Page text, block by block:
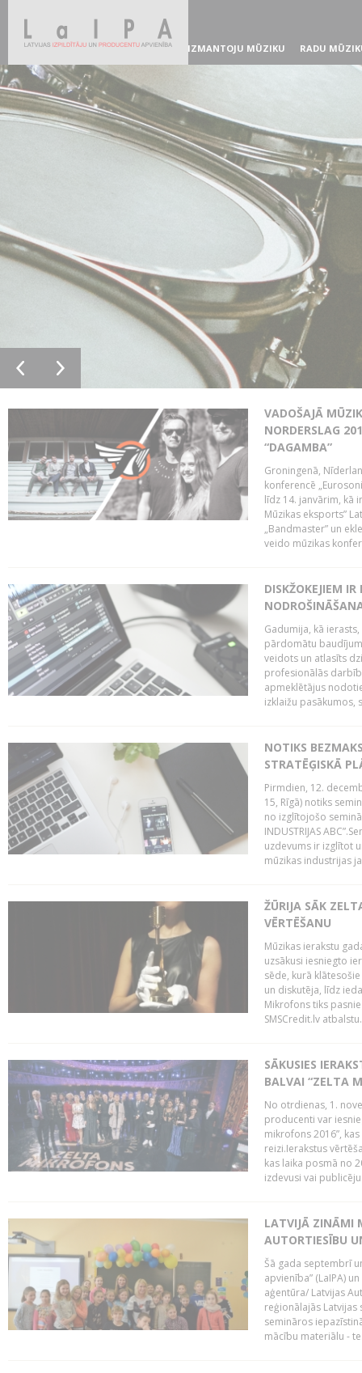
IZMANTOJU MŪZIKU RADU
VADOŠAJĀ
NORDERSLAG
“DAGAMBA”
Groningenā,
konferencē
līdz 14. janvārim, kā
Mūzikas eksports”
„Bandmaster” un
veido mūzikas
DISKŽOKEJIEM
Gadumija, kā
pārdomātu
veidots un atlasīts
profesionālās
apmeklētājus
izklaižu pasākumos,
NOTIKS
STRATĒĢISKĀ
Pirmdien, 12.
15, Rīgā) notiks
no izglītojošo
INDUSTRIJAS
uzdevums ir izglītot
mūzikas industrijas
ŽŪRIJA SĀK
VĒRTĒŠANU
Mūzikas ierakstu
uzsākusi iesniegto
sēde, kurā
un diskutēja, līdz
Mikrofons tiks
SMSCredit.lv
SĀKUSIES
BALVAI “ZELTA
No otrdienas, 1.
producenti var
mikrofons 2016”,
reizi.Ierakstus
kas laika posmā no
izdevusi vai
LATVIJĀ ZINĀMI
AUTORTIESĪBU
Šā gada septembrī
apvienība” (LaIPA)
aģentūra/ Latvijas
reģionālajās
semināros
mācību materiālu -